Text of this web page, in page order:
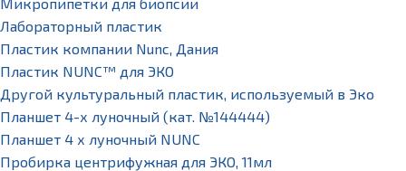
Лабораторный пластик
Пластик компании Nunc, Дания
Пластик NUNC™ для ЭКО
Другой культуральный пластик, используемый в Эко
Планшет 4-х луночный (кат. №144444)
Планшет 4 х луночный NUNC
Пробирка центрифужная для ЭКО, 11мл